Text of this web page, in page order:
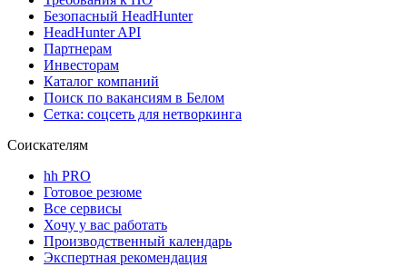
Безопасный HeadHunter
HeadHunter API
Партнерам
Инвесторам
Каталог компаний
Поиск по вакансиям в Белом
Сетка: соцсеть для нетворкинга
Соискателям
hh PRO
Готовое резюме
Все сервисы
Хочу у вас работать
Производственный календарь
Экспертная рекомендация